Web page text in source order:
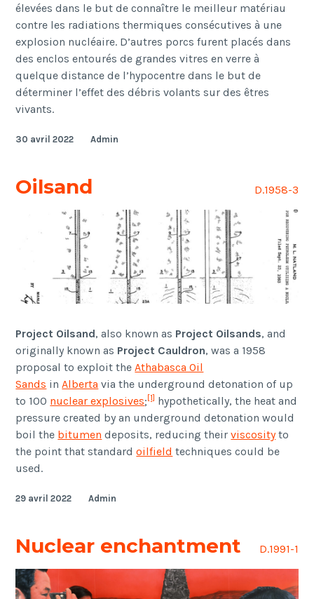
élevées dans le but de connaître le meilleur matériau
contre les radiations thermiques consécutives à une
explosion nucléaire. D’autres porcs furent placés dans
des enclos entourés de grandes vitres en verre à
quelque distance de l’hypocentre dans le but de
déterminer l’effet des débris volants sur des êtres
vivants.
30 avril 2022 Admin
Oilsand D.1958-3
Project Oilsand, also known as Project Oilsands, and
originally known as Project Cauldron, was a 1958
proposal to exploit theAthabasca Oil
Sands inAlberta via the underground detonation of up
to 100 nuclear explosives; [1] hypothetically, the heat and
pressure created by an underground detonation would
boil the bitumen deposits, reducing theirviscosityto
the point that standardoilfield techniques could be
used.
29 avril 2022 Admin
Nuclear enchantment D.1991-1